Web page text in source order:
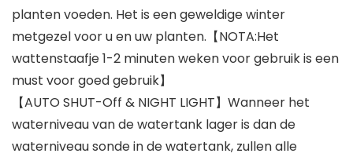
planten voeden. Het is een geweldige winter
metgezel voor u en uw planten.【NOTA:Het
wattenstaafje 1-2 minuten weken voor gebruik is een
must voor goed gebruik】
【AUTO SHUT-Off & NIGHT LIGHT】Wanneer het
waterniveau van de watertank lager is dan de
waterniveau sonde in de watertank, zullen alle